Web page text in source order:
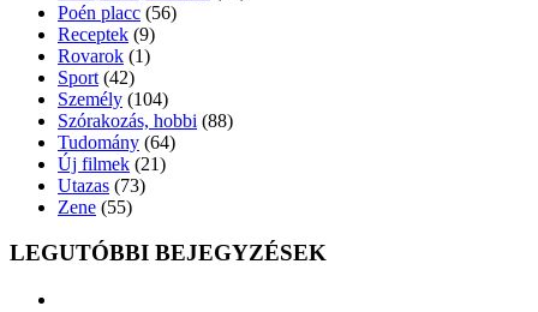
Poén placc (56)
Receptek (9)
Rovarok (1)
Sport (42)
Személy (104)
Szórakozás, hobbi (88)
Tudomány (64)
Új filmek (21)
Utazas (73)
Zene (55)
LEGUTÓBBI BEJEGYZÉSEK